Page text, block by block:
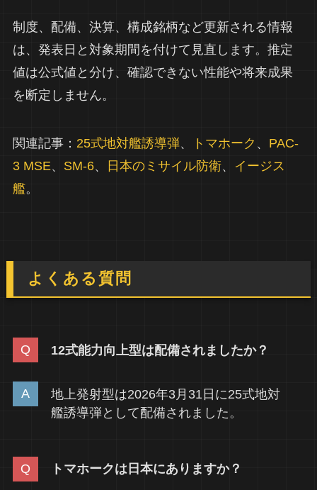
制度、配備、決算、構成銘柄など更新される情報
は、発表日と対象期間を付けて見直します。推定
値は公式値と分け、確認できない性能や将来成果
を断定しません。
関連記事： 25式地対艦誘導弾、 トマホーク 、 PAC-
3 MSE、 SM-6、 日本のミサイル防衛、
イージス
艦。
よくある質問
12式能力向上型は配備されましたか？
地上発射型は2026年3月31日に25式地対
艦誘導弾として配備されました。
トマホークは日本にありますか？